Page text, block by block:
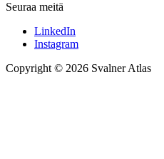
Seuraa meitä
LinkedIn
Instagram
Copyright © 2026 Svalner Atlas